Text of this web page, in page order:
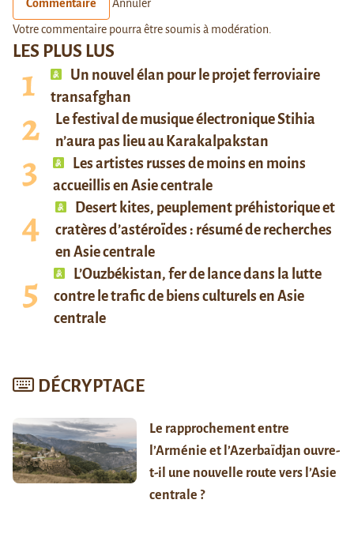
LES PLUS LUS
Un nouvel élan pour le projet ferroviaire
transafghan
Le festival de musique électronique Stihia
n’aura pas lieu au Karakalpakstan
Les artistes russes de moins en moins
accueillis en Asie centrale
Desert kites, peuplement préhistorique et
cratères d’astéroïdes : résumé de recherches
en Asie centrale
L’Ouzbékistan, fer de lance dans la lutte
contre le trafic de biens culturels en Asie
centrale
DÉCRYPTAGE
Le rapprochement entre
l’Arménie et l’Azerbaïdjan ouvre-
t-il une nouvelle route vers l’Asie
centrale ?
Commentaire Annuler
Votre commentaire pourra être soumis à modération.